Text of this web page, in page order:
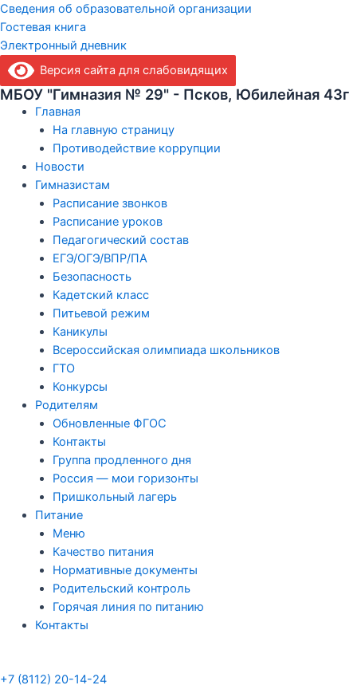
Сведения об образовательной организации
Гостевая книга
Электронный дневник
Версия сайта для слабовидящих
МБОУ "Гимназия № 29" - Псков, Юбилейная 43г
Главная
На главную страницу
Противодействие коррупции
Новости
Гимназистам
Расписание звонков
Расписание уроков
Педагогический состав
ЕГЭ/ОГЭ/ВПР/ПА
Безопасность
Кадетский класс
Питьевой режим
Каникулы
Всероссийская олимпиада школьников
ГТО
Конкурсы
Родителям
Обновленные ФГОС
Контакты
Группа продленного дня
Россия — мои горизонты
Пришкольный лагерь
Питание
Меню
Качество питания
Нормативные документы
Родительский контроль
Горячая линия по питанию
Контакты
+7 (8112) 20-14-24